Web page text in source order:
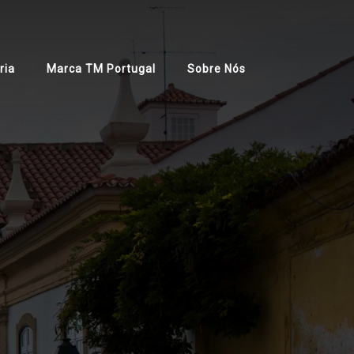
Marca TM Portugal Sobre Nós